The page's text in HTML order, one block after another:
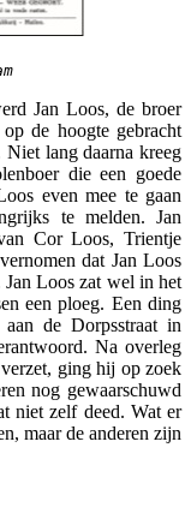
Jan Loos, de broer
de hoogte gebracht
lang daarna kreeg
die een goede
even mee te gaan
te melden. Jan
Cor Loos, Trientje
dat Jan Loos
Jan Loos zat wel in het
een ploeg. Een ding
de Dorpsstraat in
Na overleg
ging hij op zoek
nog gewaarschuwd
niet zelf deed. Wat er
maar de anderen zijn